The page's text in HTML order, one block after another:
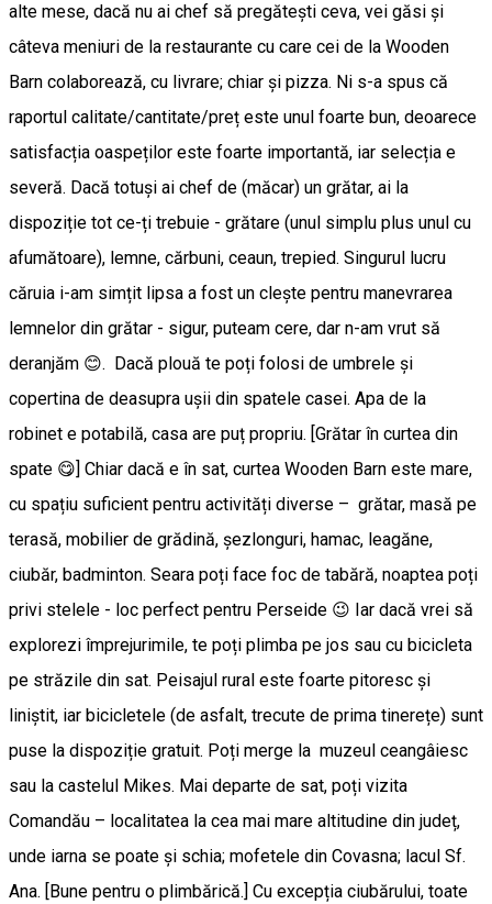
alte mese, dacă nu ai chef să pregătești ceva, vei găsi și
câteva meniuri de la restaurante cu care cei de la Wooden
Barn colaborează, cu livrare; chiar și pizza. Ni s-a spus că
raportul calitate/cantitate/preț este unul foarte bun, deoarece
satisfacția oaspeților este foarte importantă, iar selecția e
severă. Dacă totuși ai chef de (măcar) un grătar, ai la
dispoziție tot ce-ți trebuie - grătare (unul simplu plus unul cu
afumătoare), lemne, cărbuni, ceaun, trepied. Singurul lucru
căruia i-am simțit lipsa a fost un clește pentru manevrarea
lemnelor din grătar - sigur, puteam cere, dar n-am vrut să
deranjăm 😊. Dacă plouă te poți folosi de umbrele și
copertina de deasupra ușii din spatele casei. Apa de la
robinet e potabilă, casa are puț propriu. [Grătar în curtea din
spate 😋] Chiar dacă e în sat, curtea Wooden Barn este mare,
cu spațiu suficient pentru activități diverse – grătar, masă pe
terasă, mobilier de grădină, șezlonguri, hamac, leagăne,
ciubăr, badminton. Seara poți face foc de tabără, noaptea poți
privi stelele - loc perfect pentru Perseide 😉 Iar dacă vrei să
explorezi împrejurimile, te poți plimba pe jos sau cu bicicleta
pe străzile din sat. Peisajul rural este foarte pitoresc și
liniștit, iar bicicletele (de asfalt, trecute de prima tinerețe) sunt
puse la dispoziție gratuit. Poți merge la muzeul ceangâiesc
sau la castelul Mikes. Mai departe de sat, poți vizita
Comandău – localitatea la cea mai mare altitudine din județ,
unde iarna se poate și schia; mofetele din Covasna; lacul Sf.
Ana. [Bune pentru o plimbărică.] Cu excepția ciubărului, toate